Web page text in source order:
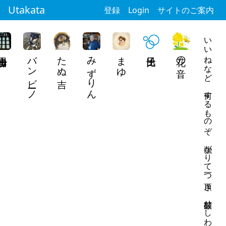
Utakata 登録 Login サイトのご案内
いいねなど 何するものぞ 強がりて 一つ頂き 破顔せしわれ
花の音
まゆ
みずりん
たぬ吉
バンビーノ